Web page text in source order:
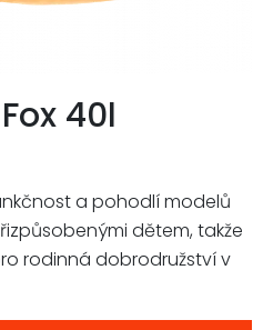
40l
a pohodlí modelů
dětem, takže
rodinná dobrodružství v